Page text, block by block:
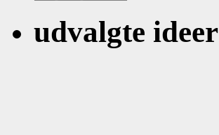
udvalgte ideer